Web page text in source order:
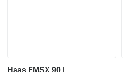
Haas FMSX 90 l